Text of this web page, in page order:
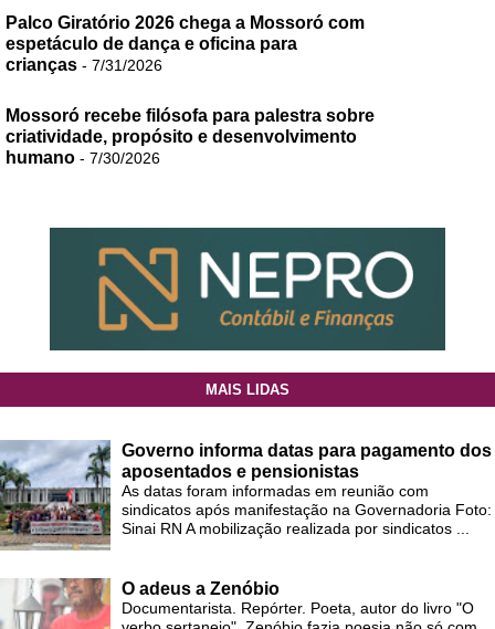
Palco Giratório 2026 chega a Mossoró com
espetáculo de dança e oficina para
crianças - 7/31/2026
Mossoró recebe filósofa para palestra sobre
criatividade, propósito e desenvolvimento
humano - 7/30/2026
MAIS LIDAS
Governo informa datas para pagamento dos
aposentados e pensionistas
As datas foram informadas em reunião com
sindicatos após manifestação na Governadoria Foto:
Sinai RN A mobilização realizada por sindicatos ...
O adeus a Zenóbio
Documentarista. Repórter. Poeta, autor do livro "O